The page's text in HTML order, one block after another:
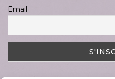
Email